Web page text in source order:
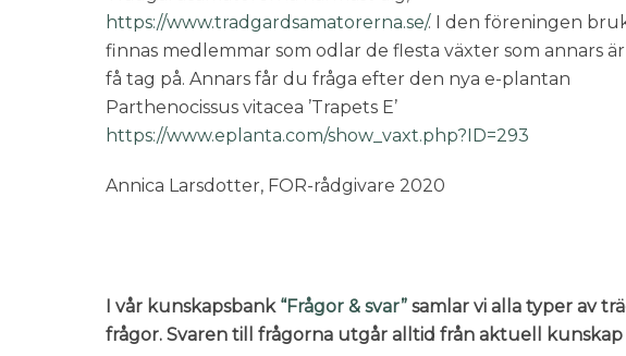
https://www.tradgardsamatorerna.se/. I den föreningen
finnas medlemmar som odlar de flesta växter som annars
få tag på. Annars får du fråga efter den nya e-plantan
Parthenocissus vitacea ’Trapets E’
https://www.eplanta.com/show_vaxt.php?ID=293
Annica Larsdotter, FOR-rådgivare 2020
I vår kunskapsbank “Frågor & svar” samlar vi alla typer av
frågor. Svaren till frågorna utgår alltid från aktuell